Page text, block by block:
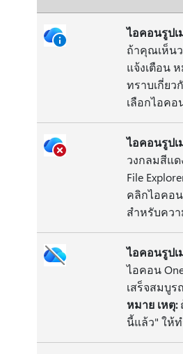
ไอคอนรูปเ
ถ้าคุณเห็น
แจ้งเตือน
ทราบเกี่ยว
เลือกไอคอ
ไอคอนรูป
วงกลมสีแ
File
คลิกไอคอน
สำหรับคว
ไอคอนรูปเ
ไอคอน
เสร็จสมบู
หมาย เหตุ:
นี้แล้ว" ให้